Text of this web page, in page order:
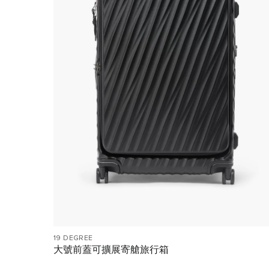
19 DEGREE
大號前蓋可擴展寄艙旅行箱